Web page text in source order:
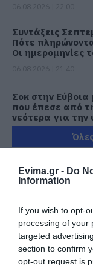
Evima.gr - Do
Information
If you wish to opt-
processing of your
targeted
section to confirm
opt-out request is
Συντάξεις
Πότε
Οι ημερομηνίες
Σοκ στην
που έπεσε από
νεότερα για την
06.08.2026 | 21:20
Κινδύνευσε
– Νέο βίντεο
Καφές: Τα
κατανάλωσης
στο μικροβίωμα
06.08.2026 | 21:00
ΠΕΡΙΣΣΟΤΕΡΑ